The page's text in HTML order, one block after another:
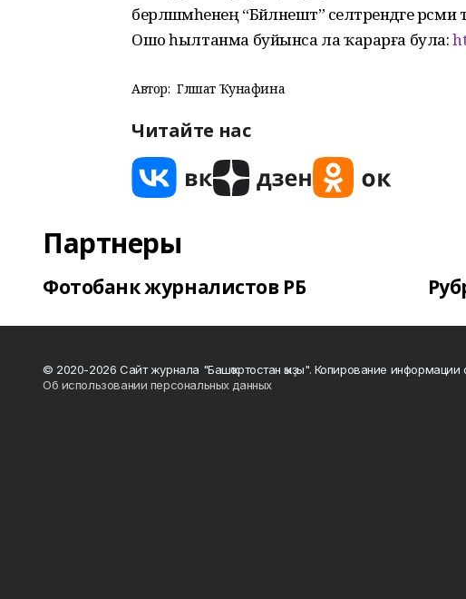
берләшмәһенең “Бәйләнештә” селтәрендәге
Ошо һылтанма буйынса ла ҡарарға була:
Автор: Гөлшат Ҡунафина
Читайте нас
Партнеры
Фотобанк журналистов РБ
© 2020-2026 Сайт журнала "Башҡортостан ҡыҙы". Копирование
Об использовании персональных данных